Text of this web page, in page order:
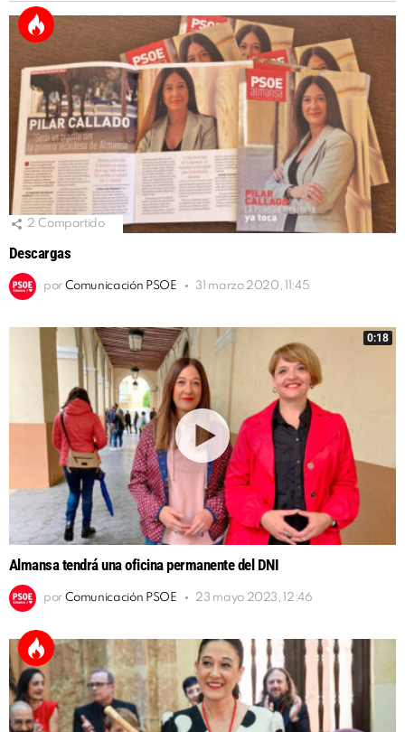
2 Compartido
Descargas
por Comunicación PSOE 31 marzo 2020, 11:45
0:18
Almansa tendrá una oficina permanente del DNI
por Comunicación PSOE 23 mayo 2023, 12:46